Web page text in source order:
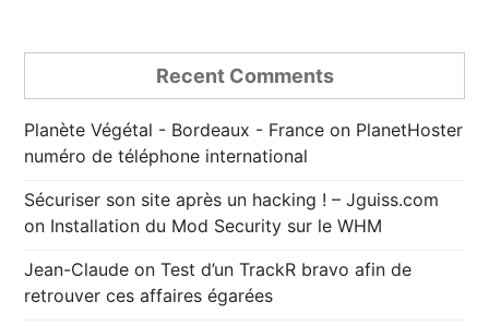
Recent Comments
Planète Végétal - Bordeaux - France on PlanetHoster
numéro de téléphone international
Sécuriser son site après un hacking ! – Jguiss.com
on Installation du Mod Security sur le WHM
Jean-Claude onTest d’un TrackR bravo afin de
retrouver ces affaires égarées